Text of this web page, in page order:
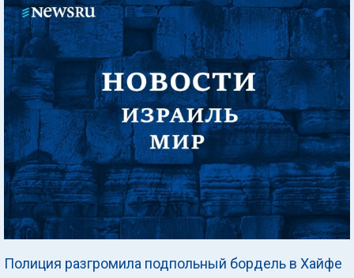
Полиция разгромила подпольный бордель в Хайфе